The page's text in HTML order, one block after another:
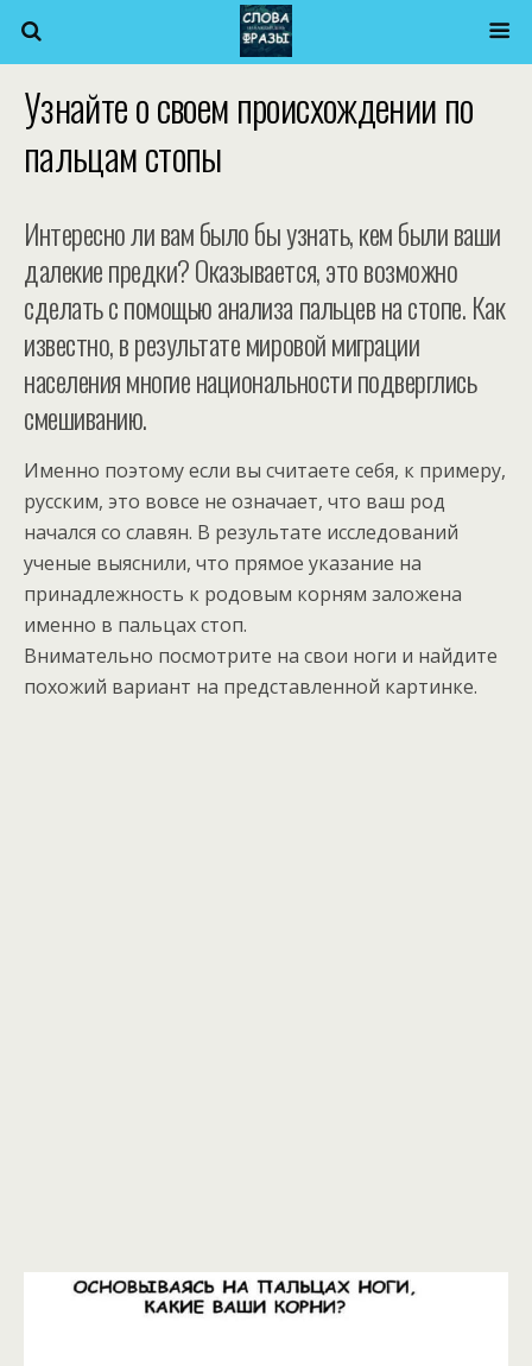
Узнайте о своем происхождении по
пальцам стопы
Интересно ли вам было бы узнать, кем были ваши
далекие предки? Оказывается, это возможно
сделать с помощью анализа пальцев на стопе. Как
известно, в результате мировой миграции
населения многие национальности подверглись
смешиванию.
Именно поэтому если вы считаете себя, к примеру,
русским, это вовсе не означает, что ваш род
начался со славян. В результате исследований
ученые выяснили, что прямое указание на
принадлежность к родовым корням заложена
именно в пальцах стоп.
Внимательно посмотрите на свои ноги и найдите
похожий вариант на представленной картинке.